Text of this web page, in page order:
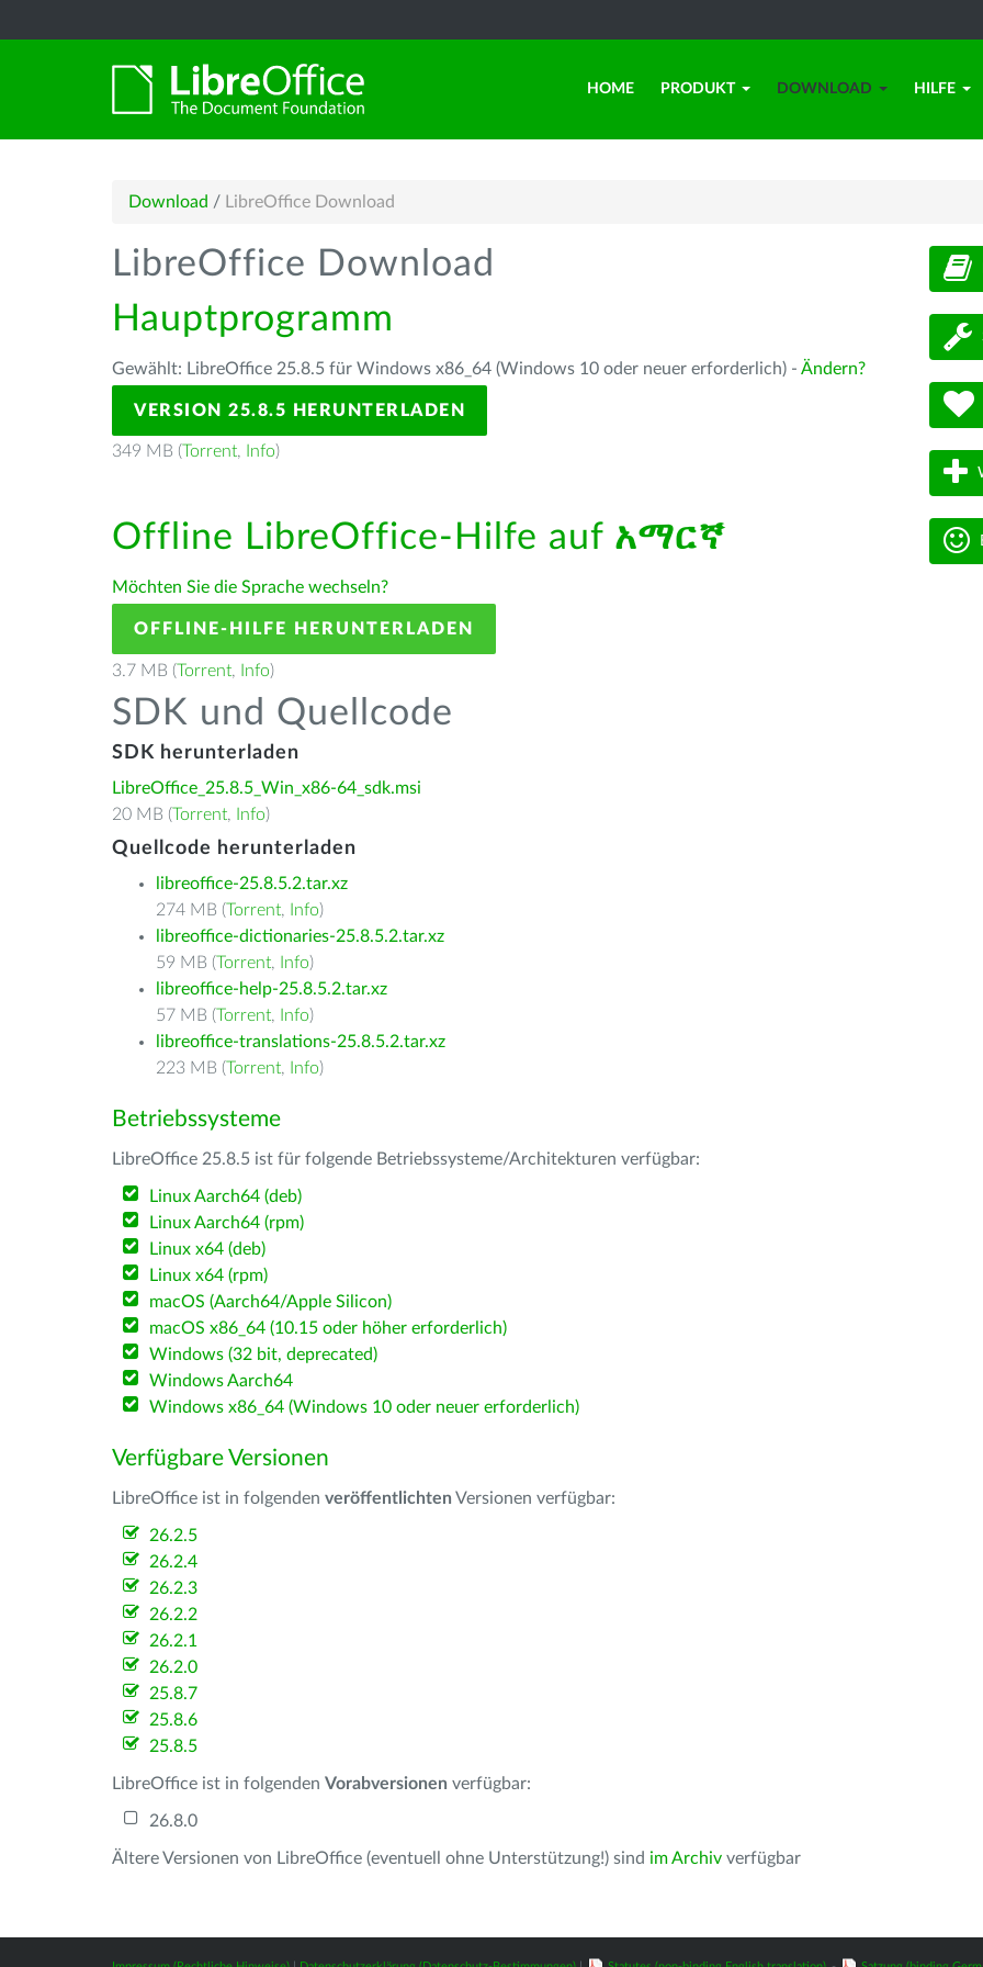
HOME PRODUKT DOWNLOAD HILFE
Download / LibreOffice Download
LibreOffice Download
Hauptprogramm
Gewählt: LibreOffice 25.8.5 für Windows x86_64 (Windows 10 oder neuer erforderlich) - Ändern?
VERSION 25.8.5 HERUNTERLADEN
349 MB (Torrent, Info)
Offline LibreOffice-Hilfe auf አማርኛ
Möchten Sie die Sprache wechseln?
OFFLINE-HILFE HERUNTERLADEN
3.7 MB (Torrent, Info)
SDK und Quellcode
SDK herunterladen
LibreOffice_25.8.5_Win_x86-64_sdk.msi
20 MB (Torrent, Info)
Quellcode herunterladen
libreoffice-25.8.5.2.tar.xz
274 MB (Torrent, Info)
libreoffice-dictionaries-25.8.5.2.tar.xz
59 MB (Torrent, Info)
libreoffice-help-25.8.5.2.tar.xz
57 MB (Torrent, Info)
libreoffice-translations-25.8.5.2.tar.xz
223 MB (Torrent, Info)
Betriebssysteme
LibreOffice 25.8.5 ist für folgende Betriebssysteme/Architekturen verfügbar:
Linux Aarch64 (deb)
Linux Aarch64 (rpm)
Linux x64 (deb)
Linux x64 (rpm)
macOS (Aarch64/Apple Silicon)
macOS x86_64 (10.15 oder höher erforderlich)
Windows (32 bit, deprecated)
Windows Aarch64
Windows x86_64 (Windows 10 oder neuer erforderlich)
Verfügbare Versionen
LibreOffice ist in folgenden veröffentlichten Versionen verfügbar:
26.2.5
26.2.4
26.2.3
26.2.2
26.2.1
26.2.0
25.8.7
25.8.6
25.8.5
LibreOffice ist in folgenden Vorabversionen verfügbar:
26.8.0
Ältere Versionen von LibreOffice (eventuell ohne Unterstützung!) sind im Archiv verfügbar